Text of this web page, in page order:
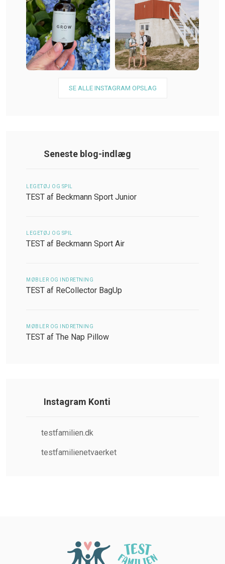
SE ALLE INSTAGRAM OPSLAG
Seneste blog-indlæg
LEGETØJ OG SPIL
TEST af Beckmann Sport Junior
LEGETØJ OG SPIL
TEST af Beckmann Sport Air
MØBLER OG INDRETNING
TEST af ReCollector BagUp
MØBLER OG INDRETNING
TEST af The Nap Pillow
Instagram Konti
testfamilien.dk
testfamilienetvaerket